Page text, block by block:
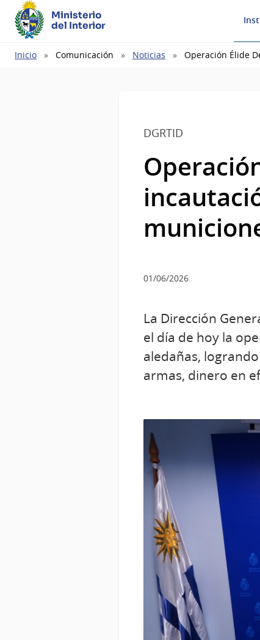
Ministerio
del Interior
Ruta
Inicio Comunicación Noticias Operación Élide
DGRTID
01/06/2026
La Dirección
el día de hoy la
aledañas,
armas, dinero en